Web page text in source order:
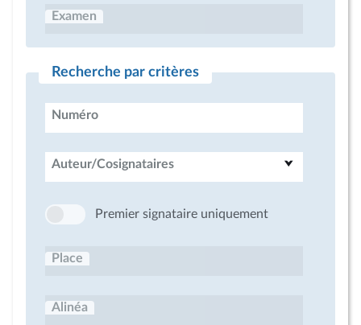
Examen
Recherche par critères
Numéro
Auteur/Cosignataires
Premier signataire uniquement
Place
Alinéa